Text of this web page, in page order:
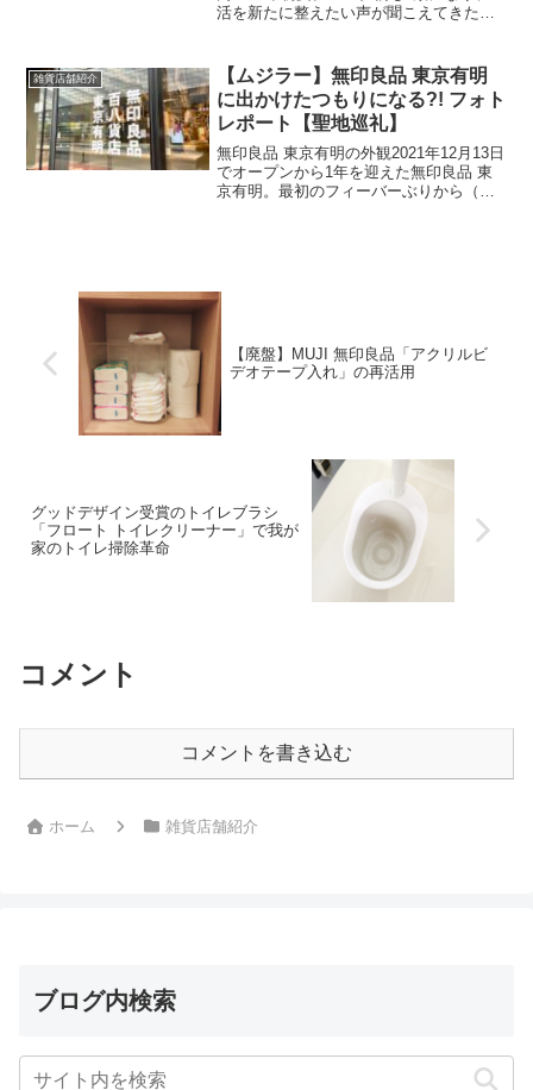
活を新たに整えたい声が聞こえてきた。
クティブになる時季。少しでも安く...
雑貨店舗紹介
【ムジラー】無印良品 東京有明
に出かけたつもりになる?! フォト
レポート【聖地巡礼】
無印良品 東京有明の外観2021年12月13日
でオープンから1年を迎えた無印良品 東
京有明。最初のフィーバーぶりから（コ
【廃盤】MUJI 無印良品「アクリルビ
デオテープ入れ」の再活用
グッドデザイン受賞のトイレブラシ
「フロート トイレクリーナー」で我が
家のトイレ掃除革命
コメント
コメントを書き込む
ホーム 雑貨店舗紹介
ブログ内検索